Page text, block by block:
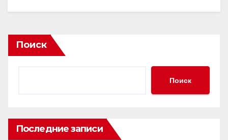
Поиск
Поиск
Последние записи